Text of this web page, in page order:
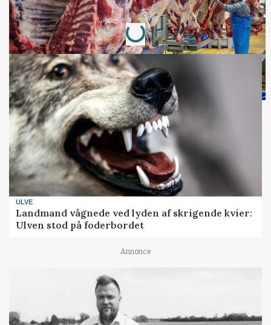
Annonce
Loading...
ULVE
Landmand vågnede ved lyden af skrigende kvier:
Ulven stod på foderbordet
Annonce